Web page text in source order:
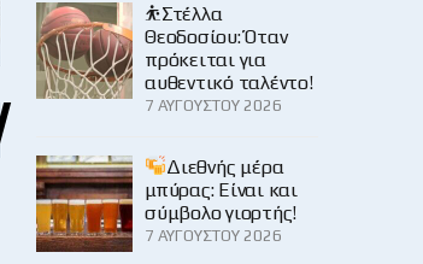
⛹️Στέλλα
Θεοδοσίου: Όταν
πρόκειται για
αυθεντικό ταλέντο!
7 ΑΥΓΟΎΣΤΟΥ 2026
Διεθνής μέρα
μπύρας: Είναι και
σύμβολο γιορτής!
7 ΑΥΓΟΎΣΤΟΥ 2026